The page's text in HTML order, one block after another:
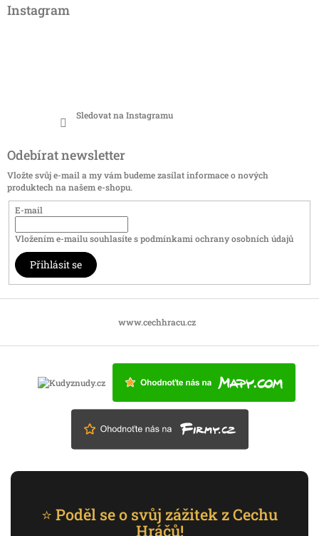
Instagram
Sledovat na Instagramu
Odebírat newsletter
Vložte svůj e-mail a my vám budeme zasílat informace o nových
produktech na našem e-shopu.
E-mail
Vložením e-mailu souhlasíte spodmínkami ochrany osobních údajů
Přihlásit se
www.cechhracu.cz
⭐ Poděl se o svůj zážitek z Cechu
Hráčů!